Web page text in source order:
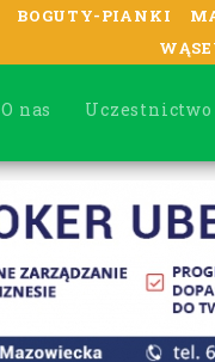
BOGUTY-PIANKI
O nas Uczestnictwo